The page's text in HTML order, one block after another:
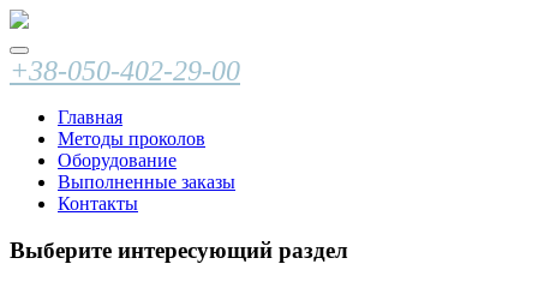
+38-050-402-29-00
Главная
Методы проколов
Оборудование
Выполненные заказы
Контакты
Выберите интересующий раздел